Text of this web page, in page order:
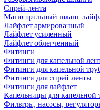
Спрей-лента
Магистральный шланг
Лайфлет армированный
Лайфлет усиленный
Лайфлет облегченный
Фитинги
Фитинги для капельной
Фитинги для капельной
Фитинги для спрей-ленты
Фитинги для лайфлет
Капельницы для капельной
Фильтры, насосы,